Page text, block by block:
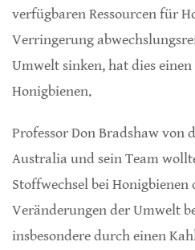
verfügbaren Ressourcen für
Verringerung
Umwelt sinken, hat dies
Honigbienen.
Professor Don Bradshaw von
Australia und sein Team
Stoffwechsel bei
Veränderungen der Umwelt
insbesondere durch einen